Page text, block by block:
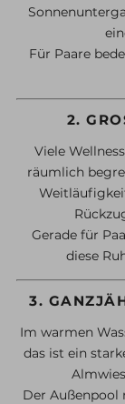
Für Paare
2.
Viele
räumlich
Gerade für
diese
3.
Im warmen
das ist ein
Der